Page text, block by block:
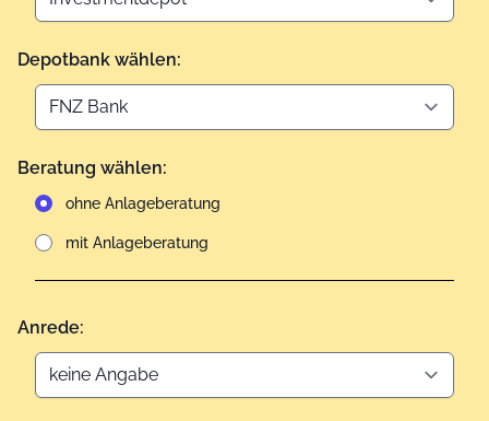
Depotbank wählen:
Beratung wählen:
ohne Anlageberatung
mit Anlageberatung
Anrede: